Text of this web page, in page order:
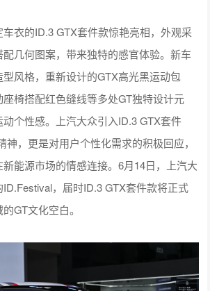
衣的ID.3 GTX套件款惊艳亮相，外观采
几何图案，带来独特的感官体验。新车
风格，重新设计的GTX高光黑运动包
椅搭配红色缝线等多处GT独特设计元
个性感。上汽大众引入ID.3 GTX套件
神，更是对用户个性化需求的积极回应，
能源市场的情感连接。6月14日，上汽大
，届时ID.3 GTX套件款将正式
GT文化空白。